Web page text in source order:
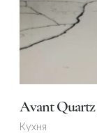
Avant Quartz
Кухня